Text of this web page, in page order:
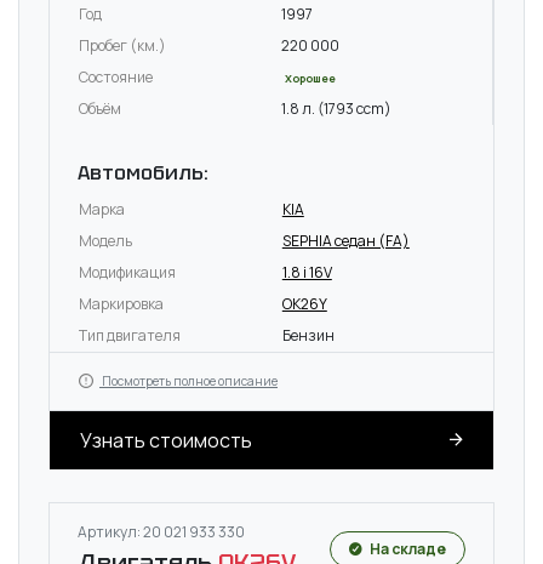
Год
1997
Пробег (км.)
220 000
Состояние
Хорошее
Объём 1.8 л. (1793 ccm)
Автомобиль:
Марка
KIA
Модель
SEPHIA седан (FA)
Модификация
1.8 i 16V
Маркировка
OK26Y
Тип двигателя
Бензин
Посмотреть полное описание
Узнать стоимость
Артикул: 20 021 933 330
На складе